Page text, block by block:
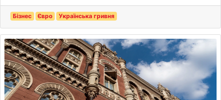
Бізнес Євро Українська гривня